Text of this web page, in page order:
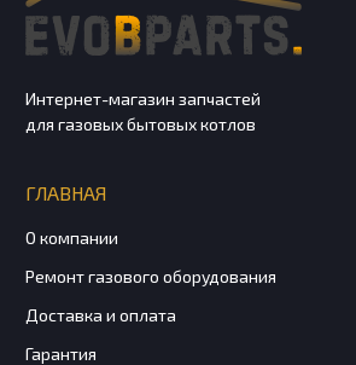
Интернет-магазин запчастей
для газовых бытовых котлов
ГЛАВНАЯ
О компании
Ремонт газового оборудования
Доставка и оплата
Гарантия